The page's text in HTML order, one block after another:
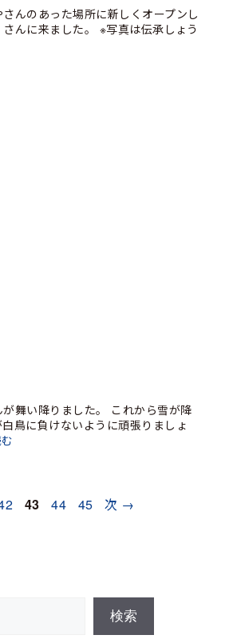
んのあった場所に新しくオープンし
んに来ました。 ※写真は伝承しょう
舞い降りました。 これから雪が降
鳥に負けないように頑張りましょ
ペ
43
ペ
44
ペ
45 次 →
検索